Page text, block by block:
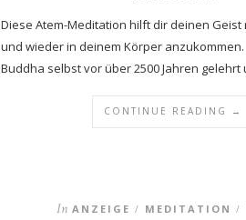
Diese Atem-Meditation hilft dir deinen
und wieder in deinem Körper
Buddha selbst vor über 2500 Jahren
CONTINUE READING →
In ANZEIGE / MEDITATION /